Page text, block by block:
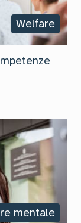
Welfare
mentale